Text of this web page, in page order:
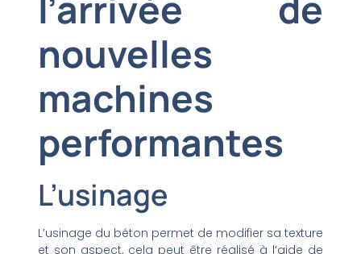
nouvelles
machines
performantes
L’usinage
L’usinage du béton permet de modifier sa texture
et son aspect, cela peut être réalisé à l’aide de